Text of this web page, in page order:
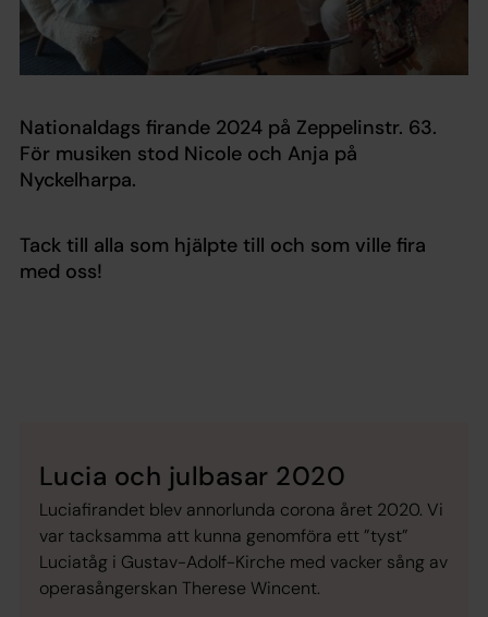
Nationaldags firande 2024 på Zeppelinstr. 63.
För musiken stod Nicole och Anja på
Nyckelharpa.
Tack till alla som hjälpte till och som ville fira
med oss!
Lucia och julbasar 2020
Luciafirandet blev annorlunda corona året 2020. Vi
var tacksamma att kunna genomföra ett ”tyst”
Luciatåg i Gustav-Adolf-Kirche med vacker sång av
operasångerskan Therese Wincent.